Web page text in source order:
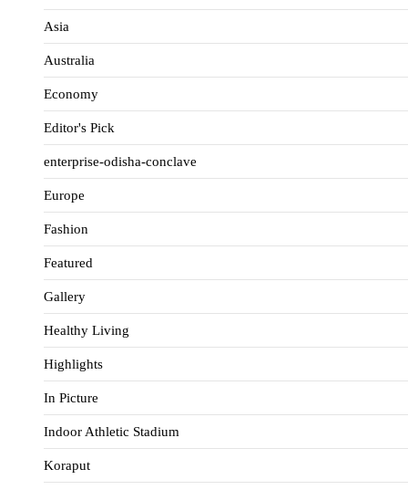
Asia
Australia
Economy
Editor's Pick
enterprise-odisha-conclave
Europe
Fashion
Featured
Gallery
Healthy Living
Highlights
In Picture
Indoor Athletic Stadium
Koraput